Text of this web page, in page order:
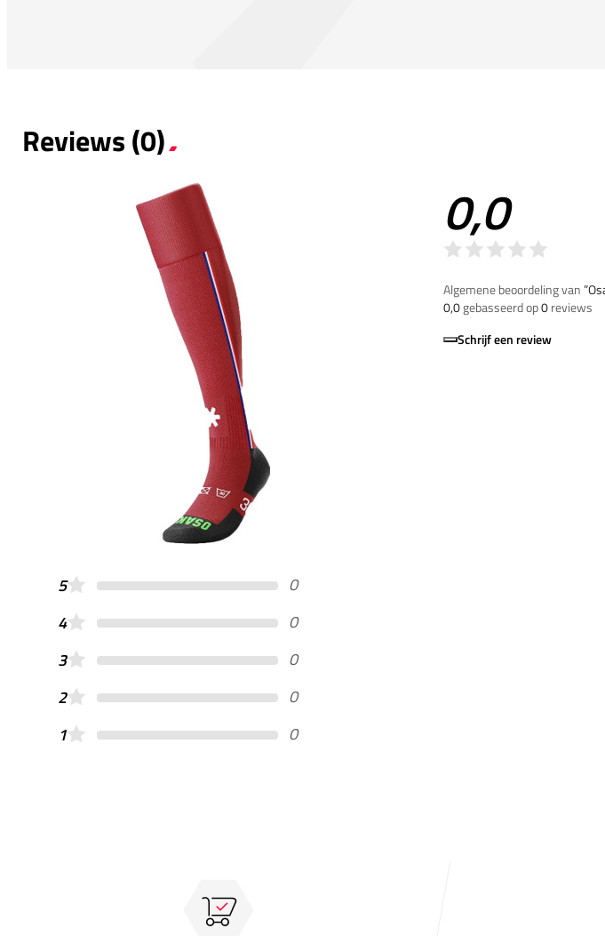
Reviews (0)
0,0
Algemene beoordeling van
0,0gebasseerd op0reviews
Schrijf een review
5
0
4
0
3
0
2
0
1
0